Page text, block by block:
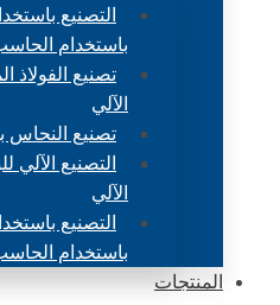
التصنيع
باستخدام
تصنيع الفولاذ
الآلي
تصنيع النحاس
التصنيع الآلي
الآلي
التصنيع
باستخدام
المنتجات